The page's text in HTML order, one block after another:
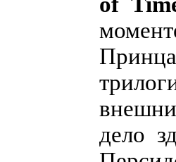
дело